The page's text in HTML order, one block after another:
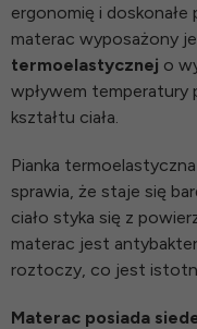
ergonomię i doskonałe
materac wyposażony
termoelastycznej o
wpływem temperatury
kształtu ciała.
Pianka
sprawia, że staje się
ciało styka się z
materac jest
roztoczy, co jest
Materac posiada